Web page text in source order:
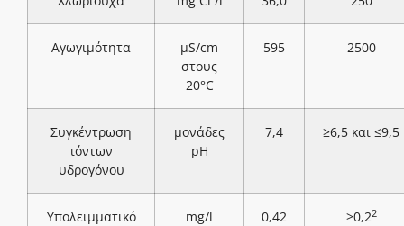
Αγωγιμότητα
μS/cm
στους
20°C
595 2500
Συγκέντρωση
ιόντων
υδρογόνου
μονάδες
pH
7,4 ≥6,5 και ≤9,5
Υπολειμματικό
mg/l 0,42 ≥0,22